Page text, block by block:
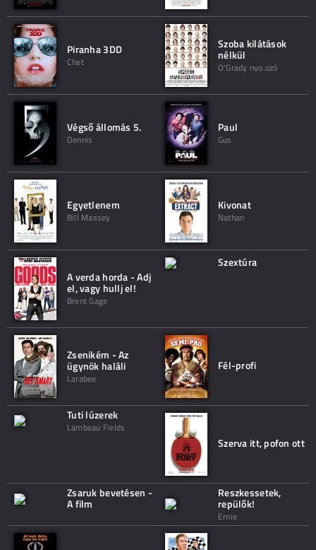
Piranha 3DD
Chet
Szoba kilátások
nélkül
O'Grady nyo.ozó
Végső állomás 5.
Dennis
Paul
Gus
Egyetlenem
Bill Massey
Kivonat
Nathan
A verda horda - Adj
el, vagy hullj el!
Brent Gage
Szextúra
Zsenikém - Az
ügynök haláli
Larabee
Fél-profi
Tuti lúzerek
Lambeau Fields
Szerva itt, pofon ott
Zsaruk bevetésen -
A film
Reszkessetek,
repülők!
Ernie